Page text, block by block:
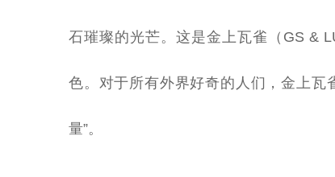
石璀璨的光芒。这是金上瓦雀（GS &
色。对于所有外界好奇的人们，金上瓦
量”。